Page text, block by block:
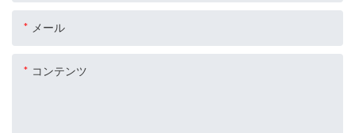
メール
コンテンツ